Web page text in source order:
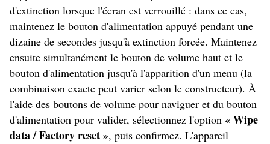
d'extinction lorsque l'écran est verrouillé : dans ce cas,
maintenez le bouton d'alimentation appuyé pendant une
dizaine de secondes jusqu'à extinction forcée. Maintenez
ensuite simultanément le bouton de volume haut et le
bouton d'alimentation jusqu'à l'apparition d'un menu (la
combinaison exacte peut varier selon le constructeur). À
l'aide des boutons de volume pour naviguer et du bouton
d'alimentation pour valider, sélectionnez l'option « Wipe
data / Factory reset », puis confirmez. L'appareil